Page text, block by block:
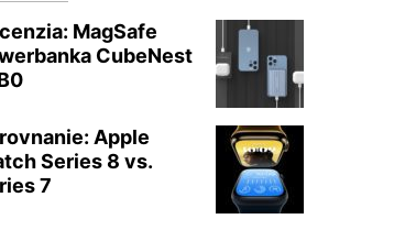
MagSafe
CubeNest
Apple
Series 8 vs.
7